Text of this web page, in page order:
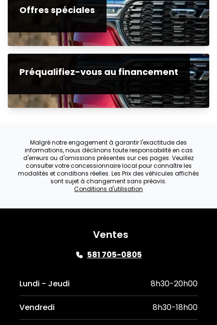
Offres spéciales
Préqualifiez-vous au financement
Malgré notre engagement à garantir l'exactitude des
informations, nous déclinons toute responsabilité en cas
d'erreurs ou d'omissions présentes sur ces pages. Veuillez
consulter votre concessionnaire local pour connaître les
modalités et conditions réelles. Les Prix des véhicules affichés
sont sujet à changement sans préavis.
Conditions d'utilisation
Ventes
581 705-0805
Lundi - Jeudi 8h30-20h00
Vendredi 8h30-18h00